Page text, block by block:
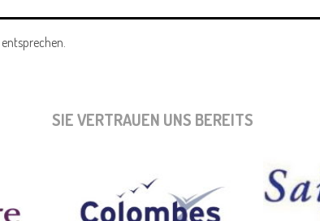
SIE VERTRAUEN UNS BEREITS